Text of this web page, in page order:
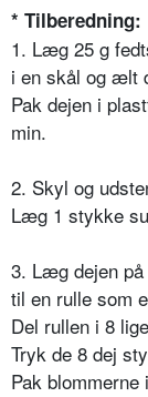
* Tilberedning:
1. Læg 25 g
i en skål og ælt
Pak dejen i
min.
2. Skyl og
Læg 1 stykke
3. Læg dejen på
til en rulle som
Del rullen i 8
Tryk de 8 dej
Pak